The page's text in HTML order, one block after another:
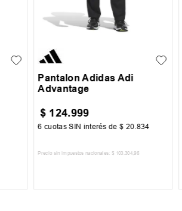
36 38
Pantalon Adidas Adi
Advantage
$ 124.999
6 cuotas SIN interés de$ 20 834
Precio sin impuestos nacionales: $ 103 .304,96